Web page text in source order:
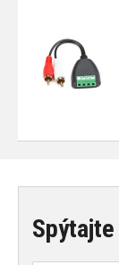
Spýtajte